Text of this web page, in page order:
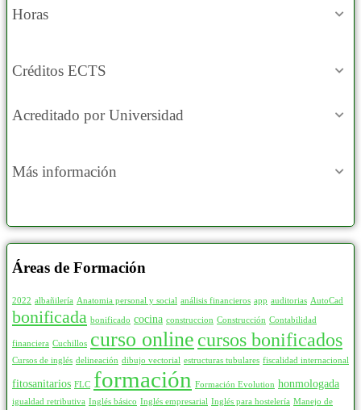
Horas
Créditos ECTS
Acreditado por Universidad
Más información
Áreas de Formación
2022 albañilería Anatomia personal y social análisis financieros app auditorias AutoCad
bonificada bonificado cocina construccion Construcción Contabilidad
financiera Cuchillos curso online cursos bonificados
Cursos de inglés delineación dibujo vectorial estructuras tubulares fiscalidad internacional
fitosanitarios FLC formación Formación Evolution honmologada
igualdad retributiva Inglés básico Inglés empresarial Inglés para hostelería Manejo de